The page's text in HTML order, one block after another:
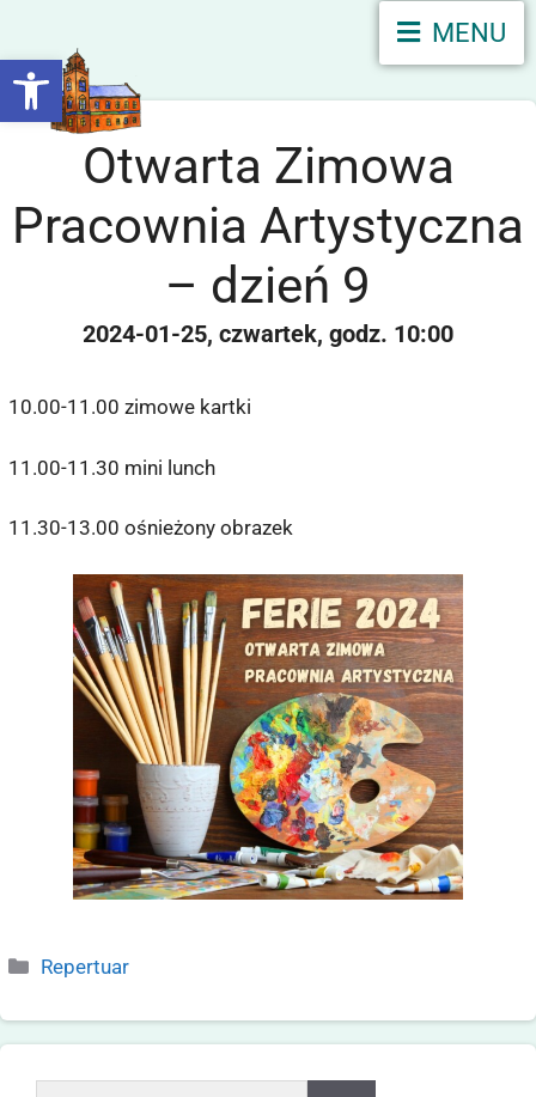
Otwórz pasek narzędzi
MENU
Otwarta Zimowa
Pracownia Artystyczna
– dzień 9
2024-01-25 czwartek 10:00
10.00-11.00 zimowe kartki
11.00-11.30 mini lunch
11.30-13.00 ośnieżony obrazek
Repertuar